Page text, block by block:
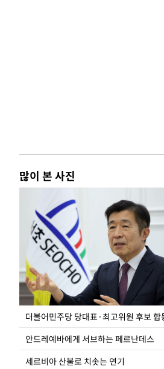
많이 본 사진
안드레예바에게 서브하는 페르난데스
세르비아 산불로 치솟는 연기